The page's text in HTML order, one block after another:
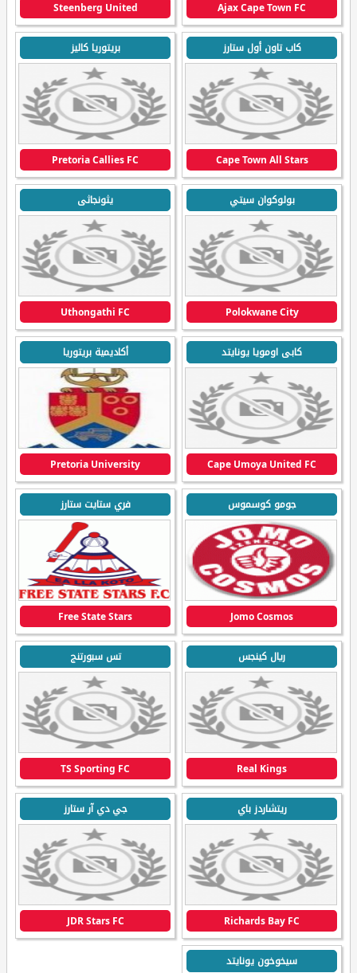
Ajax Cape Town FC
Steenberg United
كاب تاون أول ستارز
Cape Town All Stars
بريتوريا كاليز
Pretoria Callies FC
بولوكوان سيتي
Polokwane City
يثونجاثى
Uthongathi FC
كابى اومويا يونايتد
Cape Umoya United FC
أكاديمية بريتوريا
Pretoria University
جومو كوسموس
Jomo Cosmos
فري ستايت ستارز
Free State Stars
ريال كينجس
Real Kings
تس سبورتنج
TS Sporting FC
ريتشاردز باي
Richards Bay FC
جي دي آر ستارز
JDR Stars FC
سيخوخون يونايتد